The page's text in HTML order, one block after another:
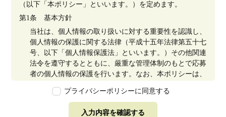
（以下「本ポリシー」といいます。）を定めます。
第1条　基本方針
当社は、個人情報の取り扱いに対する重要性を認識し、
個人情報の保護に関する法律（平成十五年法律第五十七
号、以下「個人情報保護法」といいます。）その他関連
法令を遵守するとともに、厳重な管理体制のもとで応募
者の個人情報の保護を行います。なお、本ポリシーは、
のとします。
第2条　個人情報の定義
プライバシーポリシーに同意する
入力内容を確認する